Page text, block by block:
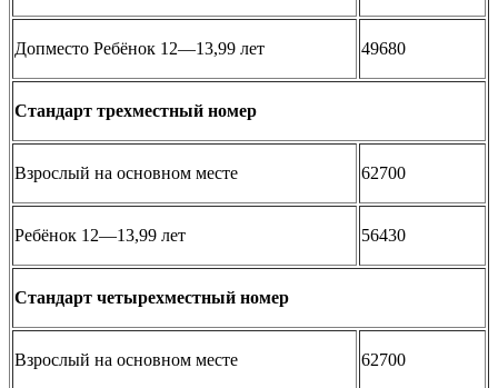
Допместо Ребёнок 12—13,99 лет 49680
Стандарт трехместный номер
Взрослый на основном месте 62700
Ребёнок 12—13,99 лет 56430
Стандарт четырехместный номер
Взрослый на основном месте 62700